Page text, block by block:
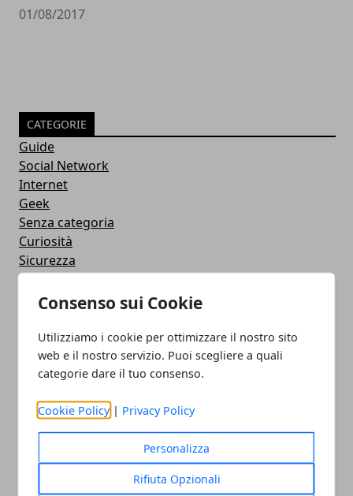
Consenso sui Cookie
Utilizziamo i cookie per ottimizzare il nostro sito
web e il nostro servizio. Puoi scegliere a quali
categorie dare il tuo consenso.
Cookie Policy | Privacy Policy
Personalizza
Rifiuta Opzionali
01/08/2017
CATEGORIE
Guide
Social Network
Internet
Geek
Senza categoria
Curiosità
Sicurezza
Software
Antivirus
Utility
Giochi
Servizi online
How To - Come Fare
CMS
iPhone